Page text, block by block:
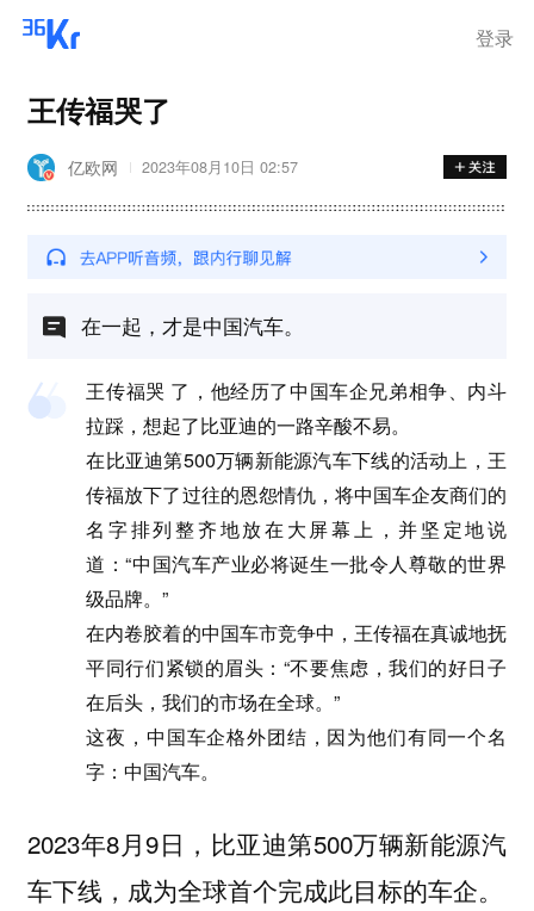
登录
王传福哭了
亿欧网 2023年08月10日 02:57
在一起，才是中国汽车。
王传福哭 了，他经历了中国车企兄弟相争、内斗
拉踩，想起了比亚迪的一路辛酸不易。
在比亚迪第500万辆新能源汽车下线的活动上，王
传福放下了过往的恩怨情仇，将中国车企友商们的
名字排列整齐地放在大屏幕上，并坚定地说
道：“中国汽车产业必将诞生一批令人尊敬的世界
级品牌。”
在内卷胶着的中国车市竞争中，王传福在真诚地抚
平同行们紧锁的眉头：“不要焦虑，我们的好日子
在后头，我们的市场在全球。”
这夜，中国车企格外团结，因为他们有同一个名
字：中国汽车。
2023年8月9日，比亚迪第500万辆新能源汽
车下线，成为全球首个完成此目标的车企。